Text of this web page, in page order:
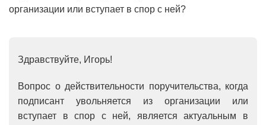
организации или вступает в спор с ней?
Здравствуйте, Игорь!
Вопрос о действительности поручительства, когда
подписант увольняется из организации или
вступает в спор с ней, является актуальным в